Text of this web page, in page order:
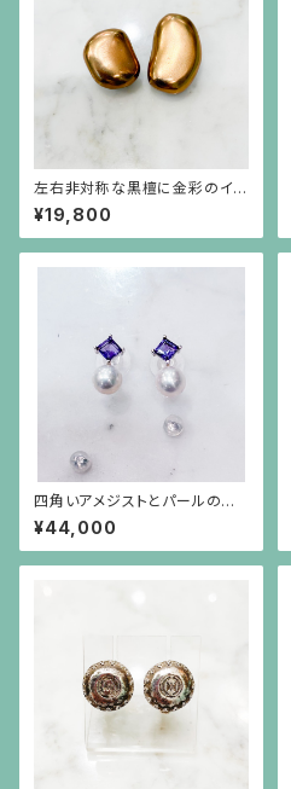
左右非対称な黒檀に金彩のイヤ
リング
¥19,800
四角いアメジストとパールのシ
ルバー枠のピアス(シルバーポス
ト）
¥44,000